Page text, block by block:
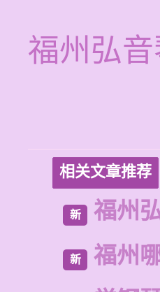
福州弘
相关文章推荐
新 福州
新
福州